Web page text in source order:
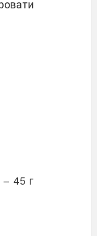
– 45 г